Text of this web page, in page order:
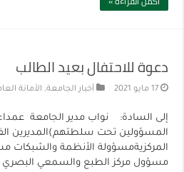
دعوة للاحتفال بعيد الطالب
17 مايو 2021 أخبار الجامعة, الأمانة
إلى السادة: نواب مدير الجامعة عمداء
المسؤولين تحت سلطتهم)المديرين
المركزيةمسؤولة الأنظمة والشبكات
مسؤول مركز الطبع والسمعي البصري